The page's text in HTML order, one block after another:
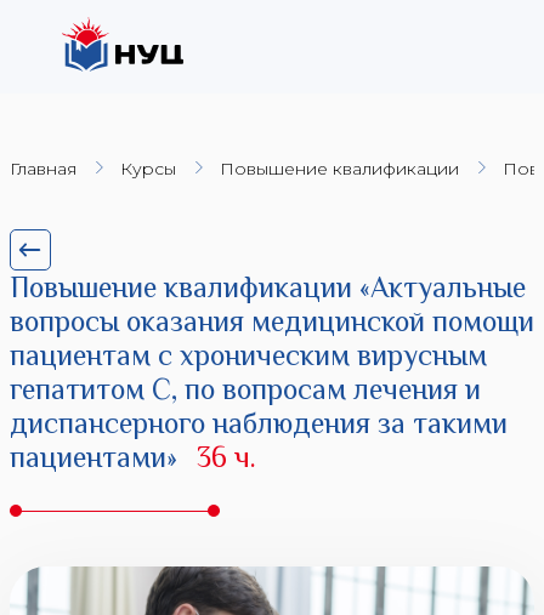
Главная Курсы Повышение квалификации
Повышение квалификации «Актуальные
вопросы оказания медицинской помощи
пациентам с хроническим вирусным
гепатитом С, по вопросам лечения и
диспансерного наблюдения за такими
пациентами»
36 ч.